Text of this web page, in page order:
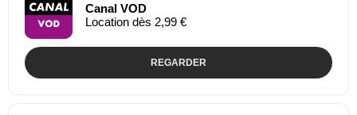
Canal VOD
Location dès 2,99 €
REGARDER